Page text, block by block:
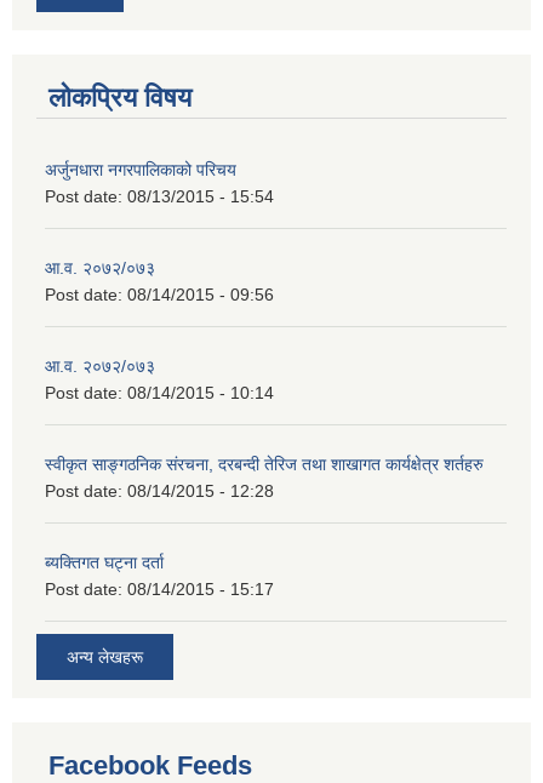
लोकप्रिय विषय
अर्जुनधारा नगरपालिकाको परिचय
Post date: 08/13/2015 - 15:54
आ.व. २०७२/०७३
Post date: 08/14/2015 - 09:56
आ.व. २०७२/०७३
Post date: 08/14/2015 - 10:14
स्वीकृत साङ्गठनिक संरचना, दरबन्दी तेरिज तथा शाखागत कार्यक्षेत्र शर्तहरु
Post date: 08/14/2015 - 12:28
ब्यक्तिगत घट्ना दर्ता
Post date: 08/14/2015 - 15:17
अन्य लेखहरू
Facebook Feeds